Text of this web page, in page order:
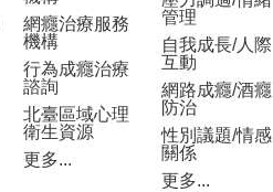
網癮治療服務
機構
行為成癮治療
諮詢
北臺區域心理
衛生資源
更多...
管理
自我成長/人際
互動
網路成癮/酒癮
防治
性別議題/情感
關係
更多...